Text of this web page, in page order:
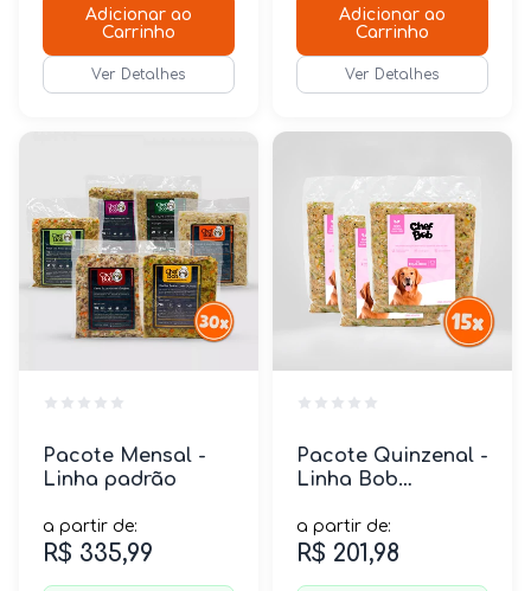
Adicionar ao
Carrinho
Ver Detalhes
Adicionar ao
Carrinho
Ver Detalhes
Pacote Mensal -
Linha padrão
a partir de:
R$ 335,99
Pacote Quinzenal -
Linha Bob
a partir de:
R$ 201,98